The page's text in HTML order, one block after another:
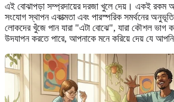
এই বোঝাপড়া সম্প্রদায়ের দরজা খুলে দেয়। একই রকম
সংযোগ স্থাপন একাত্মতা এবং পারস্পরিক সমর্থনের
লোকদের খুঁজে পান যারা "এটা বোঝে", যারা কৌশল ভাগ
উদযাপন করতে পারে, আপনাকে মনে করিয়ে দেয় যে